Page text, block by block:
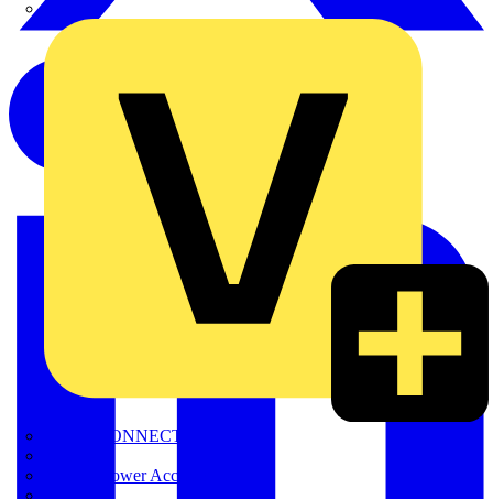
METZ CONNECT
Nexans Power Accessories